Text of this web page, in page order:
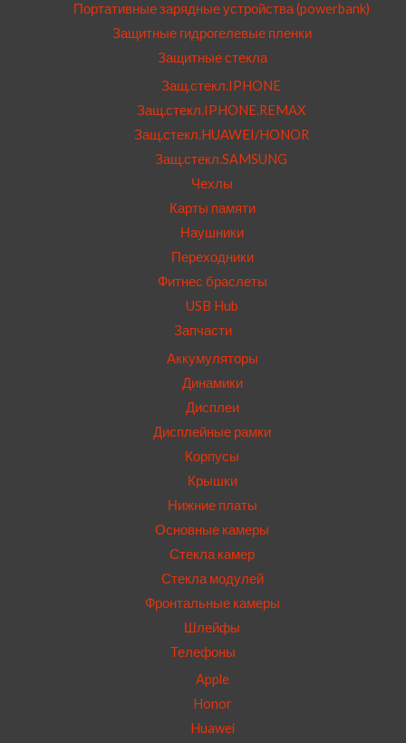
Портативные зарядные устройства (powerbank)
Защитные гидрогелевые пленки
Защитные стекла
Защ.стекл.IPHONE
Защ.стекл.IPHONE.REMAX
Защ.стекл.HUAWEI/HONOR
Защ.стекл.SAMSUNG
Чехлы
Карты памяти
Наушники
Переходники
Фитнес браслеты
USB Hub
Запчасти
Аккумуляторы
Динамики
Дисплеи
Дисплейные рамки
Корпусы
Крышки
Нижние платы
Основные камеры
Стекла камер
Стекла модулей
Фронтальные камеры
Шлейфы
Телефоны
Apple
Honor
Huawei